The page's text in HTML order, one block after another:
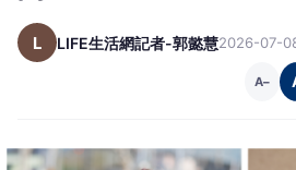
L LIFE生活網記者-郭懿慧2026-07-
A−